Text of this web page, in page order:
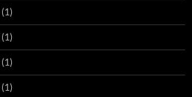
(1)
(1)
(1)
(1)